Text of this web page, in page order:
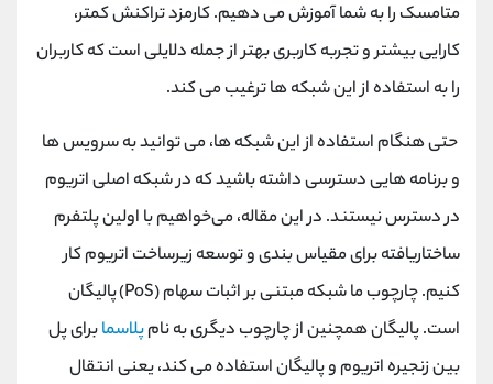
متامسک را به شما آموزش می دهیم. کارمزد تراکنش کمتر،
کارایی بیشتر و تجربه کاربری بهتر از جمله دلایلی است که کاربران
را به استفاده از این شبکه ها ترغیب می کند.
حتی هنگام استفاده از این شبکه ها، می توانید به سرویس ها
و برنامه هایی دسترسی داشته باشید که در شبکه اصلی اتریوم
در دسترس نیستند. در این مقاله، می‌خواهیم با اولین پلتفرم
ساختاریافته برای مقیاس‌ بندی و توسعه زیرساخت اتریوم کار
کنیم. چارچوب ما شبکه مبتنی بر اثبات سهام(PoS)پالیگان
است. پالیگان همچنین از چارچوب دیگری به نامپلاسمابرای پل
بین زنجیره اتریوم و پالیگان استفاده می کند، یعنی انتقال